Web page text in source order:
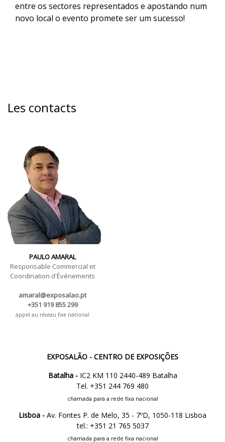
entre os sectores representados e apostando num
novo local o evento promete ser um sucesso!
Les contacts
PAULO AMARAL
Responsable Commercial et
Coordination d'Événements
amaral@exposalao.pt
+351 919 855 299
appel au réseau fixe national
EXPOSALÃO - CENTRO DE EXPOSIÇÕES
Batalha -IC2 KM 110 2440-489 Batalha
Tel. +351 244 769 480
chamada para a rede fixa nacional
Lisboa - Av. Fontes P. de Melo, 35 - 7ºD, 1050-118 Lisboa
tel.: +351 21 765 5037
chamada para a rede fixa nacional